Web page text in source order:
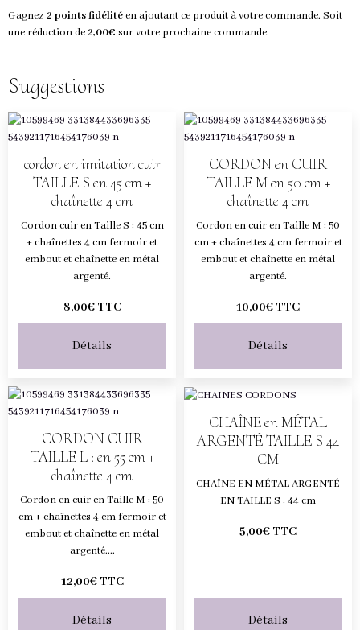
Gagnez 2 points fidélitéen ajoutant ce produit à votre commande. Soit
une réduction de 2,00€ sur votre prochaine commande.
Suggestions
cordon en imitation cuir
TAILLE S en 45 cm +
chaînette 4 cm
Cordon cuir en Taille S : 45 cm
+ chaînettes 4 cm fermoir et
embout et chaînette en métal
argenté.
8,00€ TTC
Détails
CORDON en CUIR
TAILLE M en 50 cm +
chaînette 4 cm
Cordon en cuir en Taille M : 50
cm + chaînettes 4 cm fermoir et
embout et chaînette en métal
argenté.
10,00€ TTC
Détails
CORDON CUIR
TAILLE L : en 55 cm +
chaînette 4 cm
Cordon en cuir en Taille M : 50
cm + chaînettes 4 cm fermoir et
embout et chaînette en métal
argenté....
12,00€ TTC
Détails
CHAÎNE en MÉTAL
ARGENTÉ TAILLE S 44
CM
CHAÎNE EN MÉTAL ARGENTÉ
EN TAILLE S : 44 cm
5,00€ TTC
Détails